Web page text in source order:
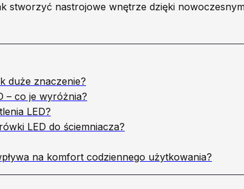
duże znaczenie?
– co je wyróżnia?
LED?
LED do ściemniacza?
na komfort codziennego użytkowania?